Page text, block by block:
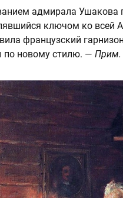
адмирала
ключом ко всей
французский
по новому стилю. — Прим.